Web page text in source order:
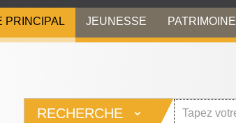
PRINCIPAL JEUNESSE PATRIMOINE
RECHERCHE